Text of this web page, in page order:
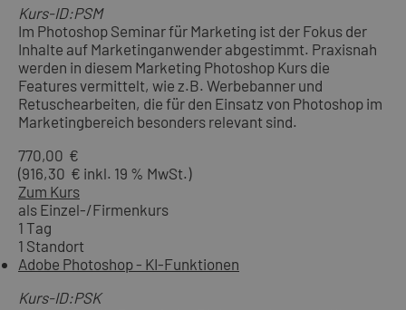
Kurs-ID:PSM
Im Photoshop Seminar für Marketing ist der Fokus der
Inhalte auf Marketinganwender abgestimmt. Praxisnah
werden in diesem Marketing Photoshop Kurs die
Features vermittelt, wie z.B. Werbebanner und
Retuschearbeiten, die für den Einsatz von Photoshop im
Marketingbereich besonders relevant sind.
770,00 €
(916,30 € inkl. 19 % MwSt.)
Zum Kurs
als Einzel-/Firmenkurs
1 Tag
1 Standort
Adobe Photoshop - KI-Funktionen
Kurs-ID:PSK